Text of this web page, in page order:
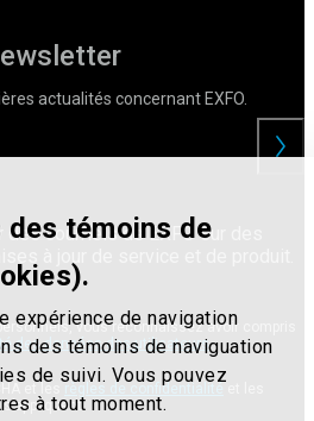
témoins de
expérience de navigation
des témoins de naviguation
de suivi. Vous pouvez
à tout moment.
actualités concernant EXFO.
courriels de EXFO sur des
vous reconnaissez avoir compris
des données des utilisateurs.
et les règles de confidentialité